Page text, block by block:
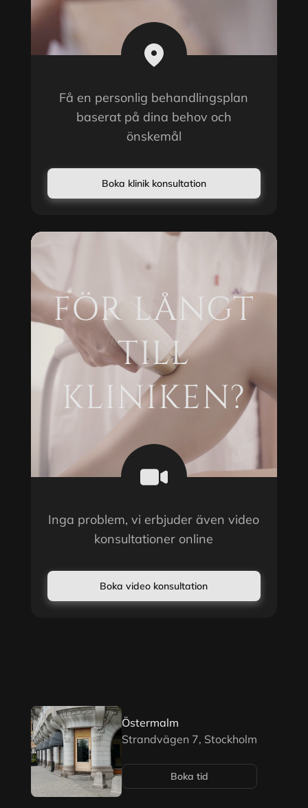
Få en personlig behandlingsplan
baserat på dina behov och
önskemål
Boka klinik konsultation
FÖR LÅNGT
TILL
KLINIKEN?
Inga problem, vi erbjuder även video
konsultationer online
Boka video konsultation
Östermalm
Strandvägen 7, Stockholm
Boka tid